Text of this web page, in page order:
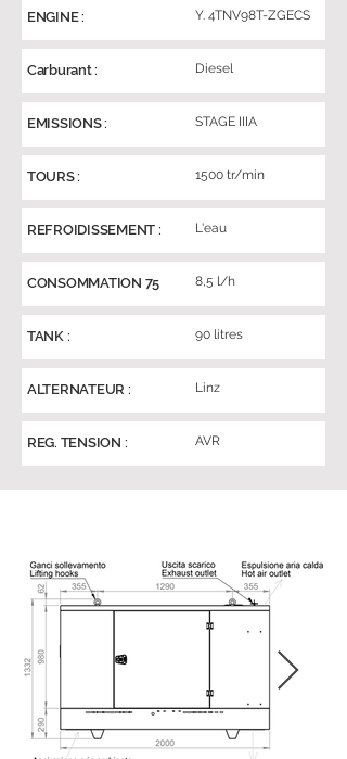
ENGINE : Y. 4TNV98T-ZGECS
Carburant : Diesel
EMISSIONS : STAGE IIIA
TOURS : 1500 tr/min
REFROIDISSEMENT : L'eau
CONSOMMATION 75 8,5 l/h
TANK : 90 litres
ALTERNATEUR : Linz
REG. TENSION : AVR